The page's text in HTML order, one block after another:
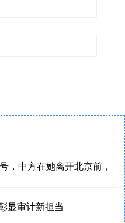
，中方在她离开北京前，
显审计新担当